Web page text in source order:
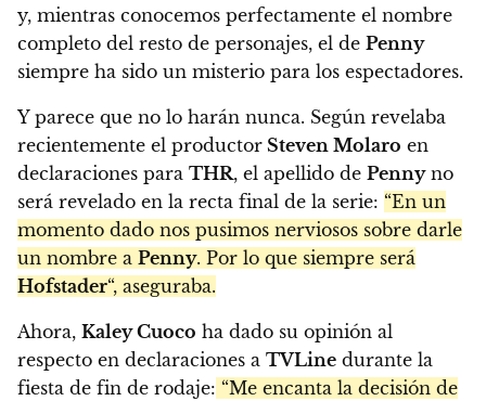
y, mientras conocemos perfectamente el nombre
completo del resto de personajes, el de Penny
siempre ha sido un misterio para los espectadores.
Y parece que no lo harán nunca. Según revelaba
recientemente el productor Steven Molaro en
declaraciones para THR, el apellido de Pennyno
será revelado en la recta final de la serie: “En un
momento dado nos pusimos nerviosos sobre darle
un nombre a Penny. Por lo que siempre será
Hofstader“, aseguraba.
Ahora, Kaley Cuoco ha dado su opinión al
respecto en declaraciones a TVLine durante la
fiesta de fin de rodaje: “Me encanta la decisión de